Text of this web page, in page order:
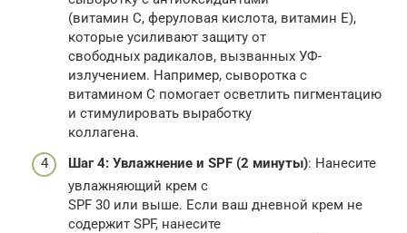
(витамин С, феруловая кислота, витамин Е),
которые усиливают защиту от
свободных радикалов, вызванных УФ-
излучением. Например, сыворотка с
витамином С помогает осветлить пигментацию
и стимулировать выработку
коллагена.
Шаг 4: Увлажнение и SPF (2 минуты): Нанесите
увлажняющий крем с
SPF 30 или выше. Если ваш дневной крем не
содержит SPF, нанесите